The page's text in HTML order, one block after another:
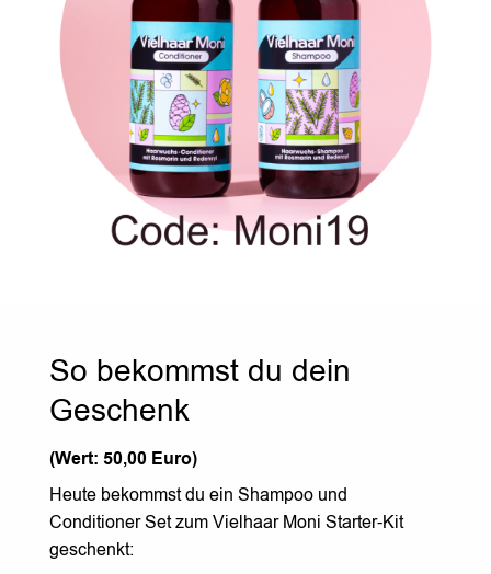
So bekommst du dein
Geschenk
(Wert: 50,00 Euro)
Heute bekommst du ein Shampoo und
Conditioner Set zum Vielhaar Moni Starter-Kit
geschenkt: